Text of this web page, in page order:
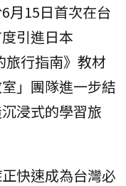
月15日首次在台
引進日本
行指南》教材
」團隊進一步結
浸式的學習旅
快速成為台灣必